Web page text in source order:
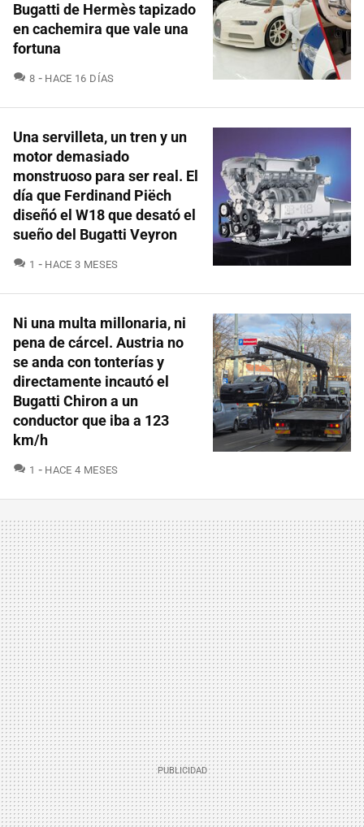
Bugatti de Hermès tapizado
en cachemira que vale una
fortuna
8 COMENTARIOS
HACE 16 DÍAS
Una servilleta, un tren y un
motor demasiado
monstruoso para ser real. El
día que Ferdinand Piëch
diseñó el W18 que desató el
sueño del Bugatti Veyron
1 COMENTARIOS
HACE 3 MESES
Ni una multa millonaria, ni
pena de cárcel. Austria no
se anda con tonterías y
directamente incautó el
Bugatti Chiron a un
conductor que iba a 123
km/h
1 COMENTARIOS
HACE 4 MESES